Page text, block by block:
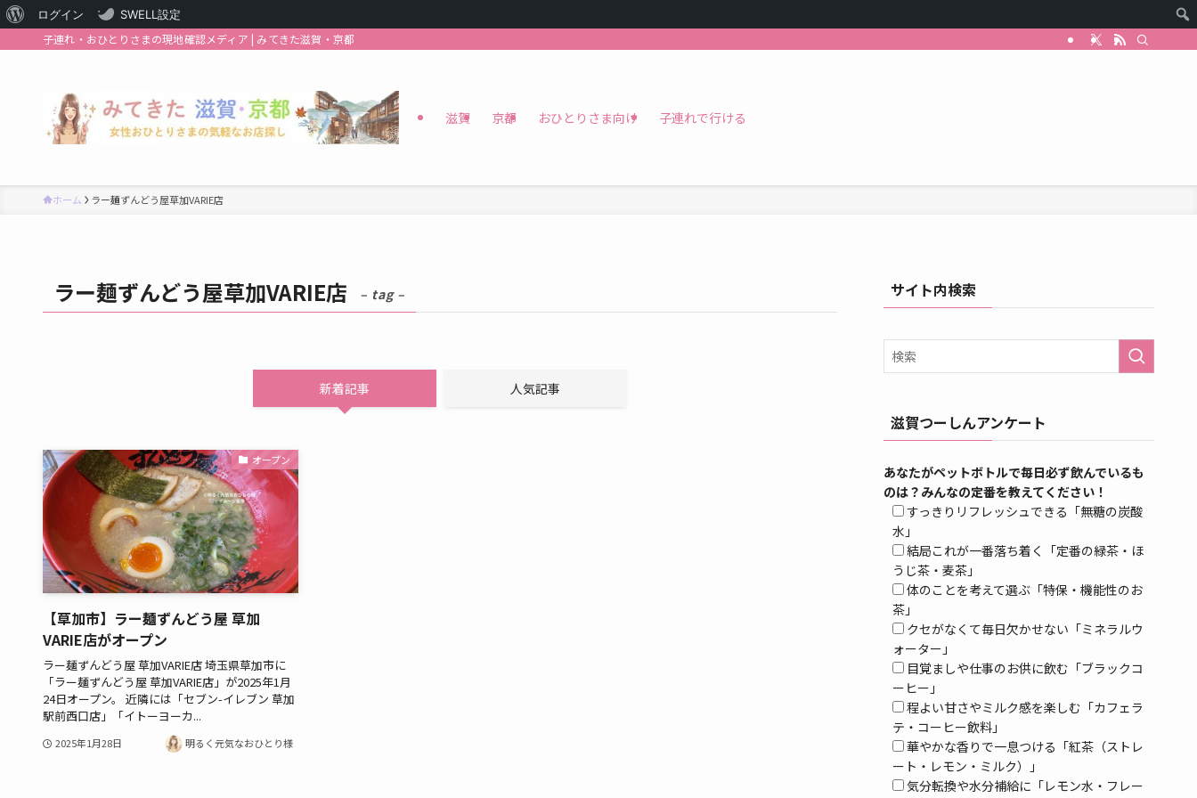
WordPress
ログイン SWELL設定
子連れ・おひとりさまの現地確認メディア | みてきた滋賀・京都
滋賀 京都 おひとりさま向け 子連れで行ける
ホーム ラー麺ずんどう屋草加VARIE店
ラー麺ずんどう屋草加VARIE店 – tag –
新着記事 人気記事
オープン
【草加市】ラー麺ずんどう屋 草加
VARIE店がオープン
ラー麺ずんどう屋 草加VARIE店 埼玉県草加市に
「ラー麺ずんどう屋 草加VARIE店」が2025年1月
24日オープン。 近隣には「セブン-イレブン 草加
駅前西口店」「イトーヨーカ...
2025年1月28日 明るく元気なおひとり様
サイト内検索
滋賀つーしんアンケート
あなたがペットボトルで毎日必ず飲んでいるも
のは？みんなの定番を教えてください！
すっきりリフレッシュできる「無糖の炭酸
水」
結局これが一番落ち着く「定番の緑茶・ほ
うじ茶・麦茶」
体のことを考えて選ぶ「特保・機能性のお
茶」
クセがなくて毎日欠かせない「ミネラルウ
ォーター」
目覚ましや仕事のお供に飲む「ブラックコ
ーヒー」
程よい甘さやミルク感を楽しむ「カフェラ
テ・コーヒー飲料」
華やかな香りで一息つける「紅茶（ストレ
ート・レモン・ミルク）」
気分転換や水分補給に「レモン水・フレー